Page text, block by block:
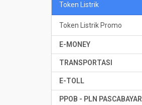
Token Listrik
Token Listrik Promo
E-MONEY
TRANSPORTASI
E-TOLL
PPOB - PLN PASCABAYAR